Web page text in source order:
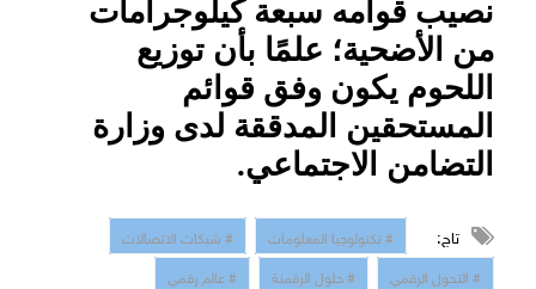
نصيب قوامه سبعة كيلوجرامات
من الأضحية؛ علمًا بأن توزيع
اللحوم يكون وفق قوائم
المستحقين المدققة لدى وزارة
التضامن الاجتماعي.
تاج: # تكنولوجيا المعلومات
# شبكات الاتصالات
# التحول الرقمي
# حلول الرقمنة
# عالم رقمي